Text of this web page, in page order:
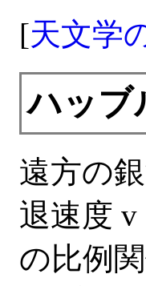
[天文学
ハッブ
遠方の
退速度
の比例